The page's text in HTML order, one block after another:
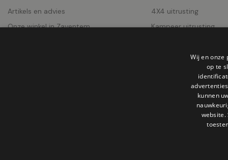
Artikels en advies
Onze winkel in Zaventem
4X4 uitrusting
Kampeer uitrusting
Wij en onze
op te
kunnen
website.